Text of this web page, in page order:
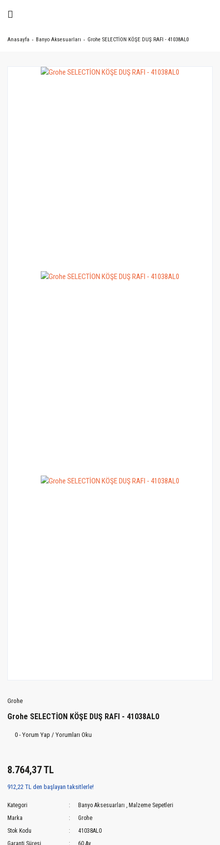
Anasayfa Banyo Aksesuarları Grohe SELECTİON KÖŞE DUŞ RAFI - 41038AL0
Grohe
Grohe SELECTİON KÖŞE DUŞ RAFI - 41038AL0
0 - Yorum Yap / Yorumları Oku
8.764,37 TL
912,22 TL den başlayan taksitlerle!
Kategori Banyo Aksesuarları , Malzeme Sepetleri
Marka
Grohe
Stok Kodu
41038AL0
Garanti Süresi
60 Ay